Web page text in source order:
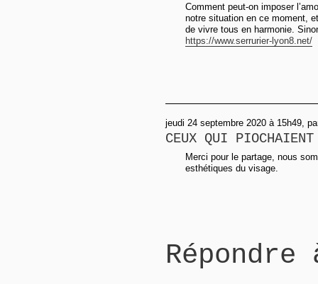
Comment peut-on imposer
notre situation en ce moment,
de vivre tous en harmonie.
https://www.serrurier-lyon8.net/
jeudi 24 septembre 2020 à 15h49,
CEUX QUI PIOCHAIENT
Merci pour le partage, nous
esthétiques du visage.